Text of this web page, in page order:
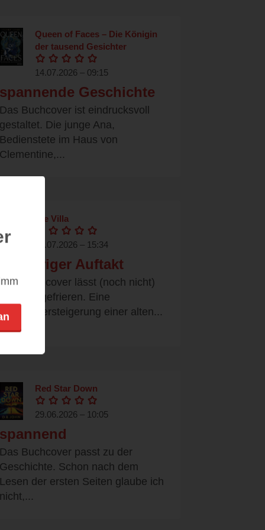
Queen of Faces – Die Königin
der tausend Gesichter
14.07.2026 – 09:15
spannende Geschichte
Das Buchcover ist eindrucksvoll
gestaltet. Die junge Ana,
Bedienstete im Haus von
Clementine,...
Die Villa
06.07.2026 – 15:34
schauriger Auftakt
Das Buchcover lässt (noch nicht)
das Blut gefrieren. Eine
Zwangsversteigerung einer alten...
Red Star Down
29.06.2026 – 10:05
spannend
Das Buchcover passt zu der
Geschichte. Schon nach dem
Lesen der ersten Seiten glaube ich
nicht,...